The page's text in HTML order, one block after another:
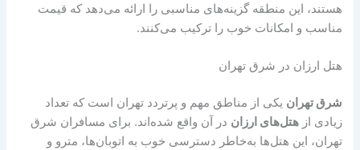
هستند، این منطقه گزینه‌های مناسبی را ارائه می‌دهد که قیمت
مناسب و امکانات خوب را ترکیب می‌کنند.
هتل ارزان در شرق تهران
شرق تهران یکی از مناطق مهم و پرتردد تهران است که تعداد
زیادی ازهتل‌های ارزان در آن واقع شده‌اند. برای مسافران شرق
تهران، این هتل‌ها به‌خاطر دسترسی خوب به اتوبان‌ها، مترو و